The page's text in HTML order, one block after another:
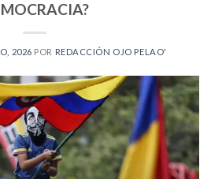
2026 POR REDACCIÓN OJO PELAO'